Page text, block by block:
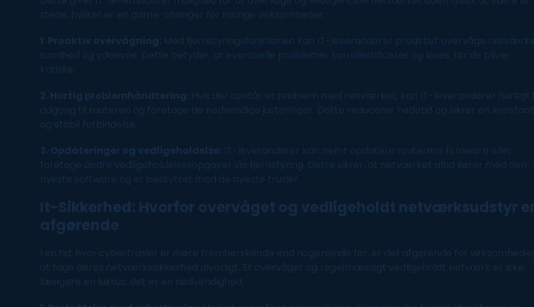
stede, hvilket er en game-changer for mange virksomheder.
1. Proaktiv overvågning: Med fjernstyringsfunktionen kan IT-leverandører proaktivt overvåge
sundhed og ydeevne. Dette betyder, at eventuelle problemer kan identificeres og løses, før de bliver
kritiske.
2. Hurtig problemhåndtering: Hvis der opstår et problem med netværket, kan IT-leverandører hurtigt
adgang til routeren og foretage de nødvendige justeringer. Dette reducerer nedetid og sikrer en konstant
og stabil forbindelse.
3. Opdateringer og vedligeholdelse: IT-leverandører kan nemt opdatere routerens firmware eller
foretage andre vedligeholdelsesopgaver via fjernstyring. Dette sikrer, at netværket altid kører med den
nyeste software og er beskyttet mod de nyeste trusler.
It-Sikkerhed: Hvorfor overvåget og vedligeholdt netværksudstyr
afgørende
I en tid, hvor cybertrusler er mere fremherskende end nogensinde før, er det afgørende for virksomheder
at tage deres netværkssikkerhed alvorligt. Et overvåget og regelmæssigt vedligeholdt netværk er ikke
længere en luksus; det er en nødvendighed.